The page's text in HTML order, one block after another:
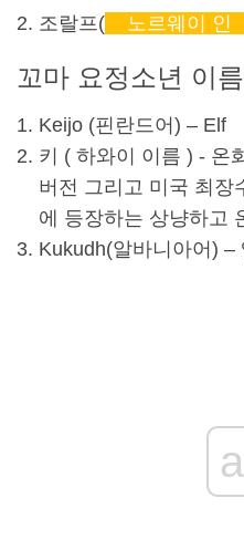
조랄프( 노르웨이 인
꼬마 요정소년 이름
Keijo (핀란드어) – Elf
키 ( 하와이 이름 ) - 온
버전 그리고 미국 최장
에 등장하는 상냥하고
Kukudh(알바니아어) –